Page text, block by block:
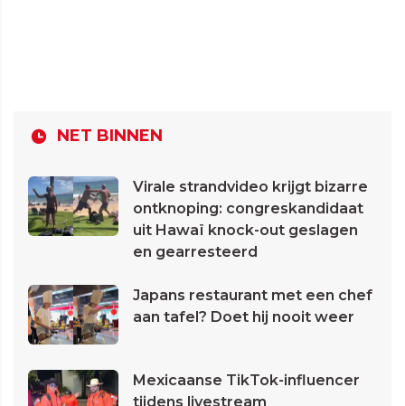
NET BINNEN
Virale strandvideo krijgt bizarre
ontknoping: congreskandidaat
uit Hawaï knock-out geslagen
en gearresteerd
Japans restaurant met een chef
aan tafel? Doet hij nooit weer
Mexicaanse TikTok-influencer
tijdens livestream